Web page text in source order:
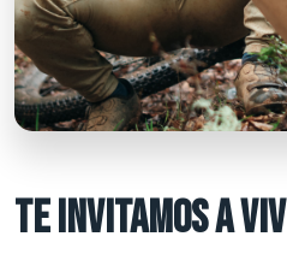
TE INVITAMOS A